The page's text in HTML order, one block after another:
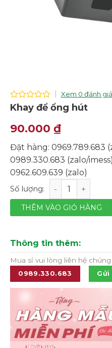
0
5
Xem 0 đánh giá
Khay để ổng hút
90.000 ₫
Đặt hàng: 0969.789.683
0989.330.683 (zalo/
0962.609.639 (zalo)
Khay để ổng hút số lượng
THÊM VÀO GIỎ HÀNG
Thông tin thêm:
Mua sỉ vui lòng liên hệ chúng
0989.330.683 Gửi